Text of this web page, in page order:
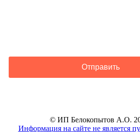
Отправить
© ИП Белокопытов А.О.
Информация на сайте не является